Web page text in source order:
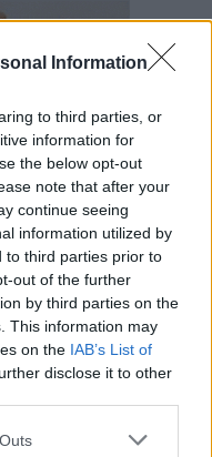
Information
to third parties, or
information for
the below opt-out
note that after your
continue seeing
information utilized by
to third parties prior to
out of the further
by third parties on the
This information may
on the IAB’s List of
disclose it to other